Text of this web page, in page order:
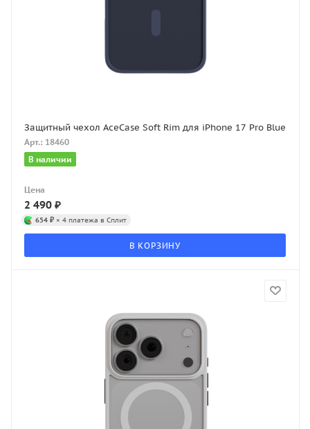
Защитный чехол AceCase Soft Rim для iPhone 17 Pro Blue
Арт.: 18460
В наличии
Цена
2 490 ₽
654 ₽ × 4 платежа в Сплит
В КОРЗИНУ